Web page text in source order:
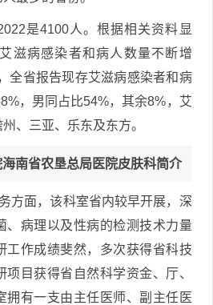
是4100人。根据相关资料显
滋病感染者和病人数量不断增
全省报告现存艾滋病感染者和病
，男同占比54%，其余8%，艾
、三亚、乐东及东方。
南省农垦总局医院皮肤科简介
方面，该科室省内较早开展，深
、病理以及性病的检测技术力量
工作成绩斐然，多次获得省科技
目获得省自然科学资金、厅、
拥有一支由主任医师、副主任医